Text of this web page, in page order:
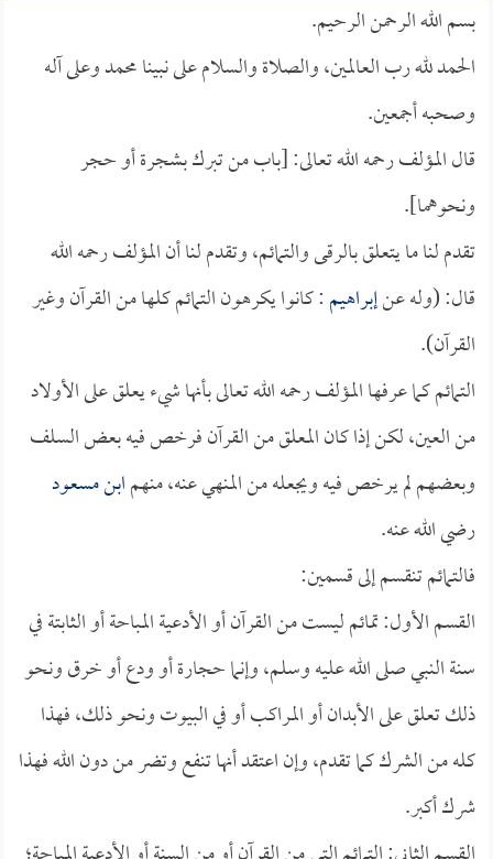
بسم الله الرحمن الرحيم.
الحمد لله رب العالمين، والصلاة والسلام على نبينا محمد وعلى آله
وصحبه أجمعين.
قال المؤلف رحمه الله تعالى: [باب من تبرك بشجرة أو حجر
ونحوهما].
تقدم لنا ما يتعلق بالرقى والتمائم، وتقدم لنا أن المؤلف رحمه الله
قال: (وله عنإبراهيم: كانوا يكرهون التمائم كلها من القرآن وغير
القرآن).
التمائم كما عرفها المؤلف رحمه الله تعالى بأنها شيء يعلق على الأولاد
من العين، لكن إذا كان المعلق من القرآن فرخص فيه بعض السلف
وبعضهم لم يرخص فيه ويجعله من المنهي عنه، منهمابن مسعود
رضي الله عنه.
فالتمائم تنقسم إلى قسمين:
القسم الأول: تمائم ليست من القرآن أو الأدعية المباحة أو الثابتة في
سنة النبي صلى الله عليه وسلم، وإنما حجارة أو ودع أو خرق ونحو
ذلك تعلق على الأبدان أو المراكب أو في البيوت ونحو ذلك، فهذا
كله من الشرك كما تقدم، وإن اعتقد أنها تنفع وتضر من دون الله فهذا
شرك أكبر.